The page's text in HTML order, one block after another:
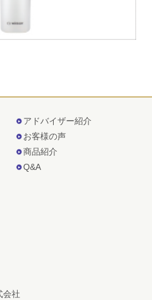
アドバイザー紹介
お客様の声
商品紹介
Q&A
会社